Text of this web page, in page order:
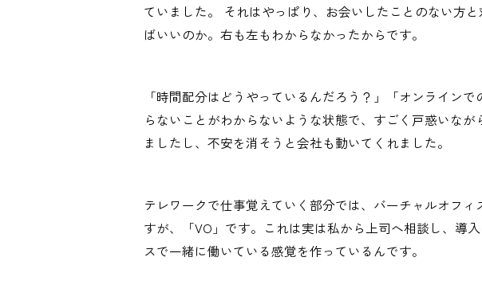
ていました。 それはやっぱり、お会いしたことのない方
ばいいのか。右も左もわからなかったからです。
「時間配分はどうやっているんだろう？」「オンライン
らないことがわからないような状態で、すごく戸惑いな
ましたし、不安を消そうと会社も動いてくれました。
テレワークで仕事覚えていく部分では、バーチャルオフ
すが、「VO」です。これは実は私から上司へ相談し、導
スで一緒に働いている感覚を作っているんです。